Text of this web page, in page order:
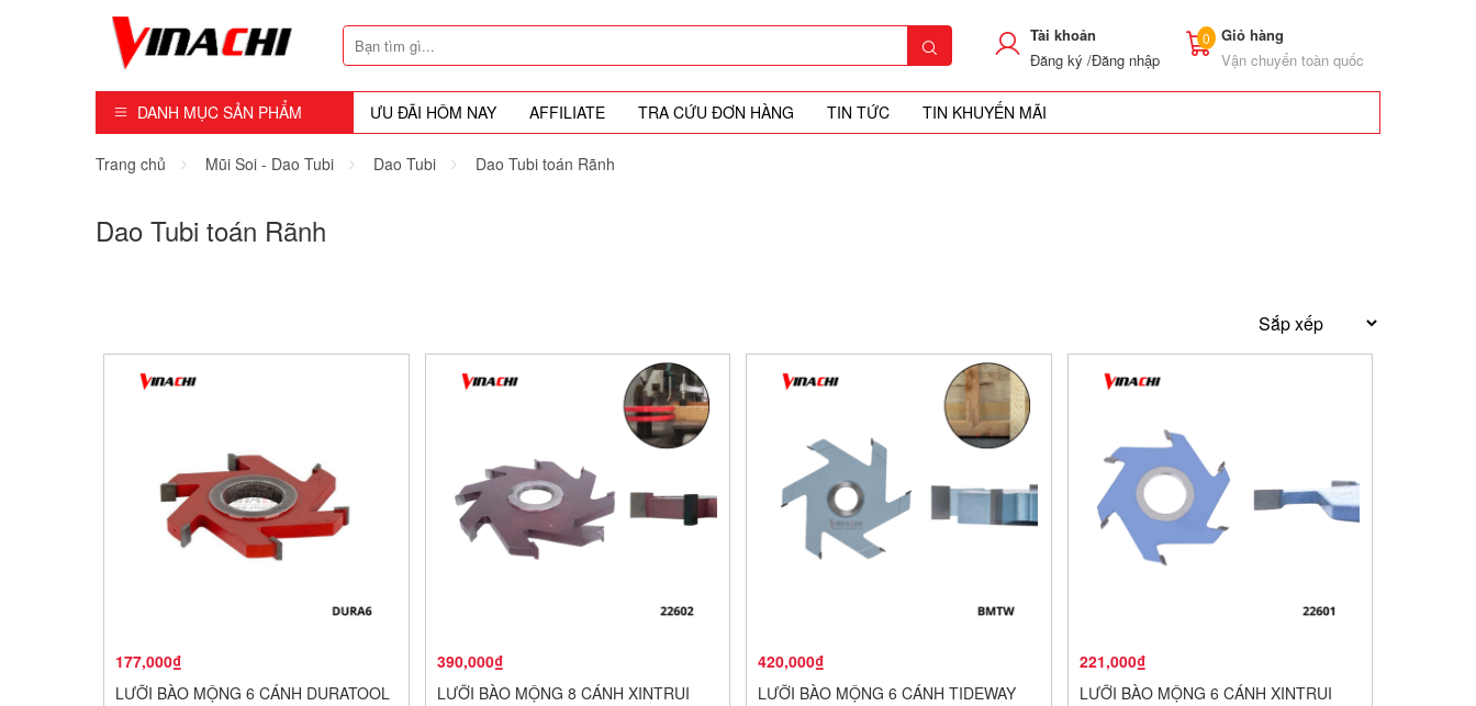
Tài khoản
Đăng ký /Đăng nhập
0
Giỏ hàng
Vận chuyển toàn quốc
DANH MỤC SẢN PHẨM ƯU ĐÃI HÔM NAY AFFILIATE TRA CỨU ĐƠN HÀNG TIN TỨC TIN KHUYẾN MÃI
Dụng Cụ - Công Cụ
Thiết bị Dùng Hơi
Khóa - Phụ Kiện Cửa
Trang chủ Mũi Soi - Dao Tubi Dao Tubi Dao Tubi toán Rãnh
Dao Tubi toán Rãnh
177,000₫
LƯỠI BÀO MỘNG 6 CÁNH DURATOOL
390,000₫
LƯỠI BÀO MỘNG 8 CÁNH XINTRUI
420,000₫
LƯỠI BÀO MỘNG 6 CÁNH TIDEWAY
221,000₫
LƯỠI BÀO MỘNG 6 CÁNH XINTRUI